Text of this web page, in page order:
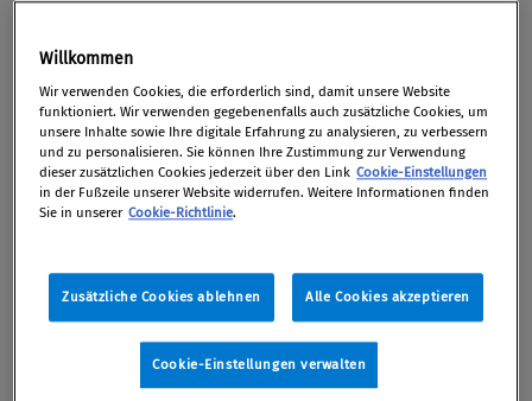
Strohhalmen, Plastiktellern und Co.
Standard.
Antikorruption
Vergabe der Fußball-WM 2022an Katar ist der
ehemalige gambische Verbandspräsident Seedy
Willkommen
Wir verwenden Cookies, die erforderlich sind, damit unsere Website
funktioniert. Wir verwenden gegebenenfalls auch zusätzliche Cookies, um
unsere Inhalte sowie Ihre digitale Erfahrung zu analysieren, zu verbessern
und zu personalisieren. Sie können Ihre Zustimmung zur Verwendung
dieser zusätzlichen Cookies jederzeit über den Link Cookie-Einstellungen
in der Fußzeile unserer Website widerrufen. Weitere Informationen finden
Sie in unserer Cookie-Richtlinie.
Zusätzliche Cookies ablehnen Alle Cookies akzeptieren
Cookie-Einstellungen verwalten